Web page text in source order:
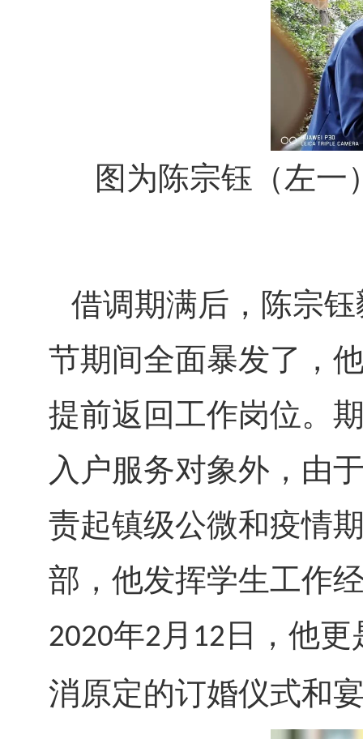
图为陈宗钰（左一
借调期满后，陈宗
节期间全面暴发了，
提前返回工作岗位。
入户服务对象外，由
责起镇级公微和疫情
部，他发挥学生工作
2020年2 月 12 日，他
消原定的订婚仪式和